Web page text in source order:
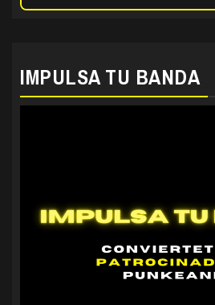
IMPULSA TU BANDA